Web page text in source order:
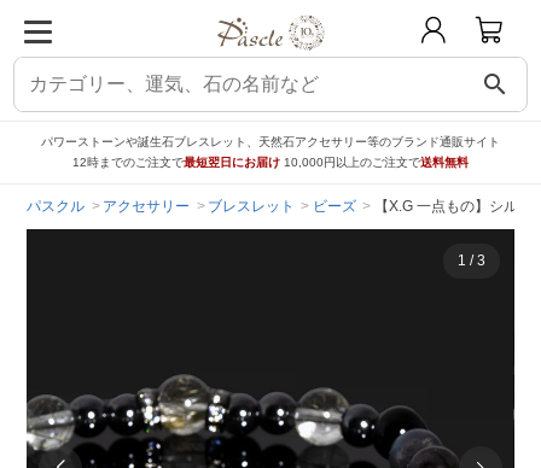
search
パワーストーンや誕生石ブレスレット、天然石アクセサリー等のブランド通販サイト
12時までのご注文で最短翌日にお届け 10,000円以上のご注文で送料無料
パスクル アクセサリー ブレスレット ビーズ 【X.G 一点もの】シル
1 /3